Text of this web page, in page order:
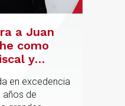
a Juan
como
y
Local
en excedencia
años de